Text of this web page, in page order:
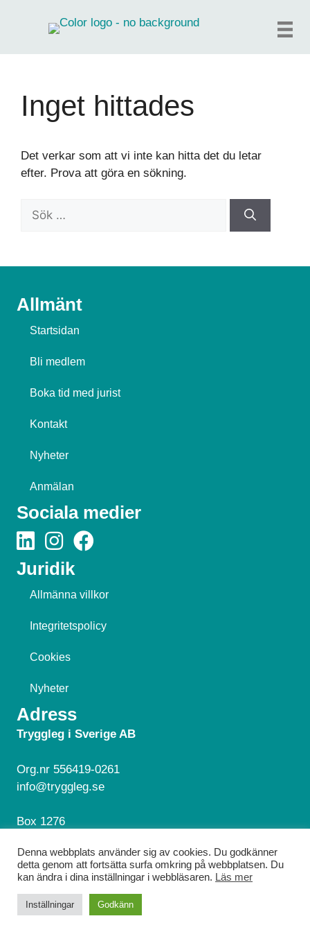
Inget hittades
Det verkar som att vi inte kan hitta det du letar
efter. Prova att göra en sökning.
Sök
Allmänt
Startsidan
Bli medlem
Boka tid med jurist
Kontakt
Nyheter
Anmälan
Sociala medier
Juridik
Allmänna villkor
Integritetspolicy
Cookies
Nyheter
Adress
Tryggleg i Sverige AB
Org.nr 556419-0261
info@tryggleg.se
Box 1276
Hör av dig!
© 2026 Tryggleg. Alla rättigheter reserverade.
Webbdesign avEMS Design Webbyrå
Denna webbplats använder sig av cookies. Du godkänner
detta genom att fortsätta surfa omkring på webbplatsen. Du
kan ändra i dina inställningar i webbläsaren. Läs mer
Inställningar Godkänn